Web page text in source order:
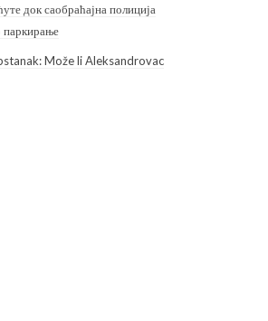
док саобраћајна полиција
паркирање
Može li Aleksandrovac